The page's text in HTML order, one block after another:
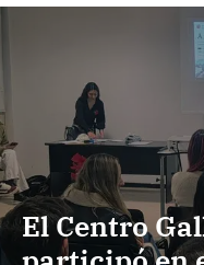
El Centro